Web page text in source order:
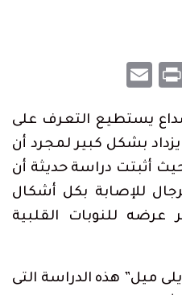
Copy
Print
يستطيع التعرف على
بشكل كبير لمجرد أن
أثبتت دراسة حديثة أن
للإصابة بكل أشكال
عرضه للنوبات القلبية
ميل” هذه الدراسة التى